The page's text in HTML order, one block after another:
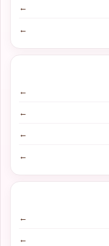
←
←
←
←
←
←
←
←